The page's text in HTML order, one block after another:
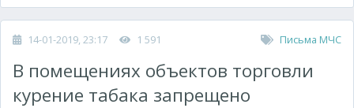
14-01-2019, 23:17 1 591 Письма МЧС
В помещениях объектов торговли
курение табака запрещено